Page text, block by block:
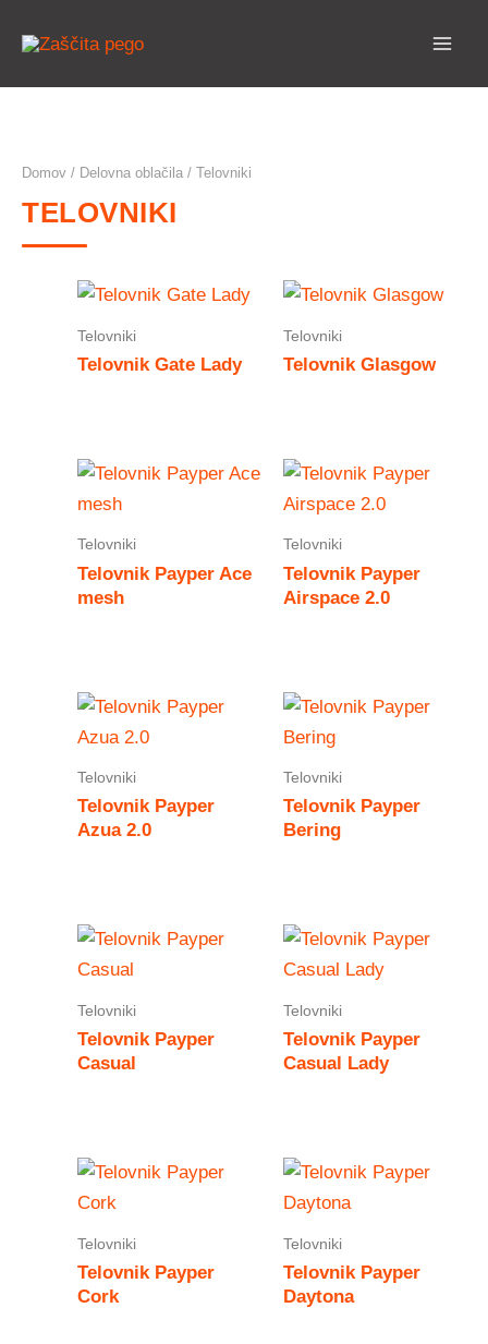
Domov / Delovna oblačila / Telovniki
TELOVNIKI
Telovniki
Telovnik Gate Lady
Telovniki
Telovnik Glasgow
Telovniki
Telovnik Payper Ace
mesh
Telovniki
Telovnik Payper
Airspace 2.0
Telovniki
Telovnik Payper
Azua 2.0
Telovniki
Telovnik Payper
Bering
Telovniki
Telovnik Payper
Casual
Telovniki
Telovnik Payper
Casual Lady
Telovniki
Telovnik Payper
Cork
Telovniki
Telovnik Payper
Daytona